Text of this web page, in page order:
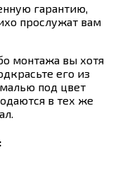
гарантию,
прослужат вам
монтажа вы хотя
его из
под цвет
в тех же